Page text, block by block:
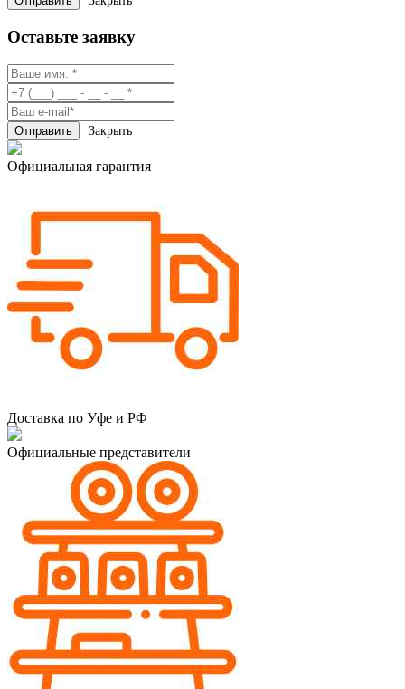
Оставьте заявку
Закрыть
Официальная гарантия
Доставка по Уфе и РФ
Официальные представители